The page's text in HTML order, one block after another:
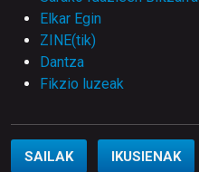
Elkar Egin
ZINE(tik)
Dantza
Fikzio luzeak
SAILAK IKUSIENAK